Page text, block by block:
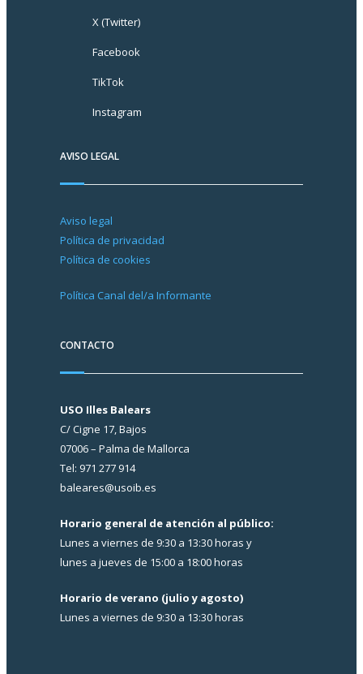
X (Twitter)
Facebook
TikTok
Instagram
AVISO LEGAL
Aviso legal
Política de privacidad
Política de cookies
Política Canal del/a Informante
CONTACTO
USO Illes Balears
C/ Cigne 17, Bajos
07006 – Palma de Mallorca
Tel: 971 277 914
baleares@usoib.es
Horario general de atención al público:
Lunes a viernes de 9:30 a 13:30 horas y
lunes a jueves de 15:00 a 18:00 horas
Horario de verano (julio y agosto)
Lunes a viernes de 9:30 a 13:30 horas